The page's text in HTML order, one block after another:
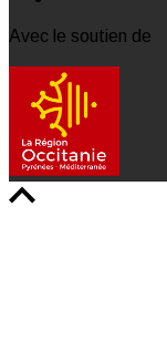
Avec le soutien de